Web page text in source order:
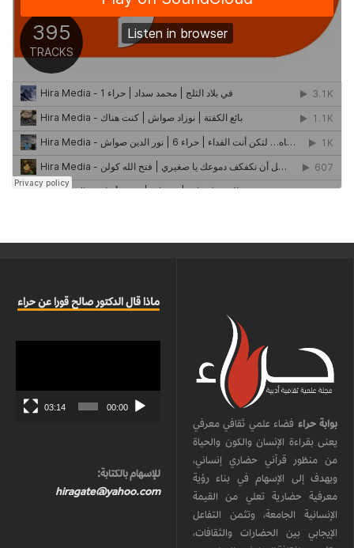
بوابة حراء فضاء علمي ثقافي معرفي
يعنى بقراءة الإنسان والكون والحياة
من منظور قرآني حضاري إنساني،
ويهدف إلى الإسهام في بناء رؤية
معرفية حضارية تعلي من القيمة
الإنسانية الجامعة، وتثمن التفاعل
الإيجابي بين الحضارات والثقافات،
ماذا قال الدكتور صالح قورا عن حراء
00:00
03:14
للإسهام بالكتابة:
hiragate@yahoo.com